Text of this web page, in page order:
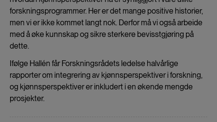
forskningsprogrammer. Her er det mange positive historier,
men vi er ikke kommet langt nok. Derfor må vi også arbeide
med å øke kunnskap og sikre sterkere bevisstgjøring på
dette.
Ifølge Hallén får Forskningsrådets ledelse halvårlige
rapporter om integrering av kjønnsperspektiver i forskning,
og kjønnsperspektiver er inkludert i en økende mengde
prosjekter.